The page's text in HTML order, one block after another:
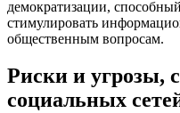
демократизации,
стимулировать
общественным вопросам.
Риски и угрозы,
социальных